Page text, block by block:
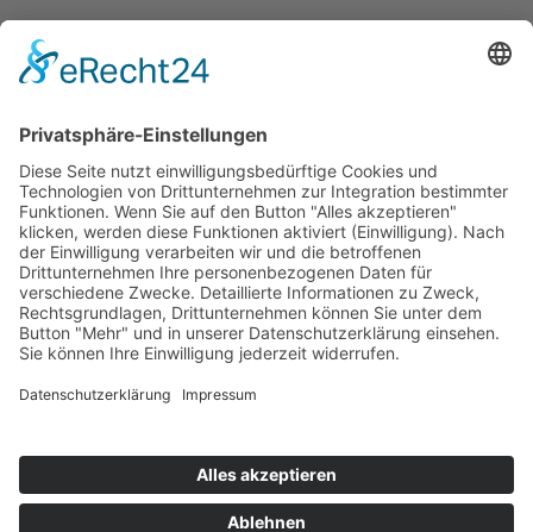
FS Motorsport
Teammanager: Fritz Seiderer
(rechts)
www.fs-motorsport.de
45 Dominik Schraml /
GER
Dallara F302 Opel
Geburtstag: 18.06.1987
Geburtsort: Tirschenreuth
/ GER
www.dominik-schraml.de
Impressum
Jahrbuch